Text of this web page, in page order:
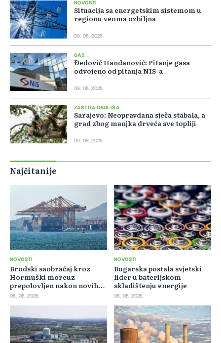
NOVOSTI
Situacija sa energetskim sistemom u
regionu veoma ozbiljna
09. 08. 2026.
GAS
Đedović Handanović: Pitanje gasa
odvojeno od pitanja NIS-a
09. 08. 2026.
ZAŠTITA OKOLIŠA
Sarajevo: Neopravdana sječa stabala, a
grad zbog manjka drveća sve topliji
09. 08. 2026.
Najčitanije
NOVOSTI
Brodski saobraćaj kroz
Hormuški moreuz
prepolovljen nakon novih
blokada
08. 08. 2026.
NOVOSTI
Bugarska postala svjetski
lider u baterijskom
skladištenju energije
08. 08. 2026.